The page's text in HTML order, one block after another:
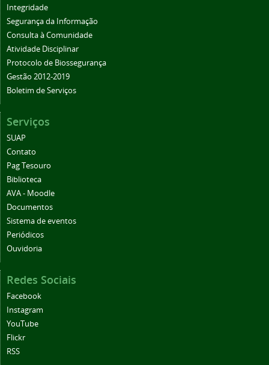
Integridade
Segurança da Informação
Consulta à Comunidade
Atividade Disciplinar
Protocolo de Biossegurança
Gestão 2012-2019
Boletim de Serviços
Serviços
SUAP
Contato
Pag Tesouro
Biblioteca
AVA - Moodle
Documentos
Sistema de eventos
Periódicos
Ouvidoria
Redes Sociais
Facebook
Instagram
YouTube
Flickr
RSS